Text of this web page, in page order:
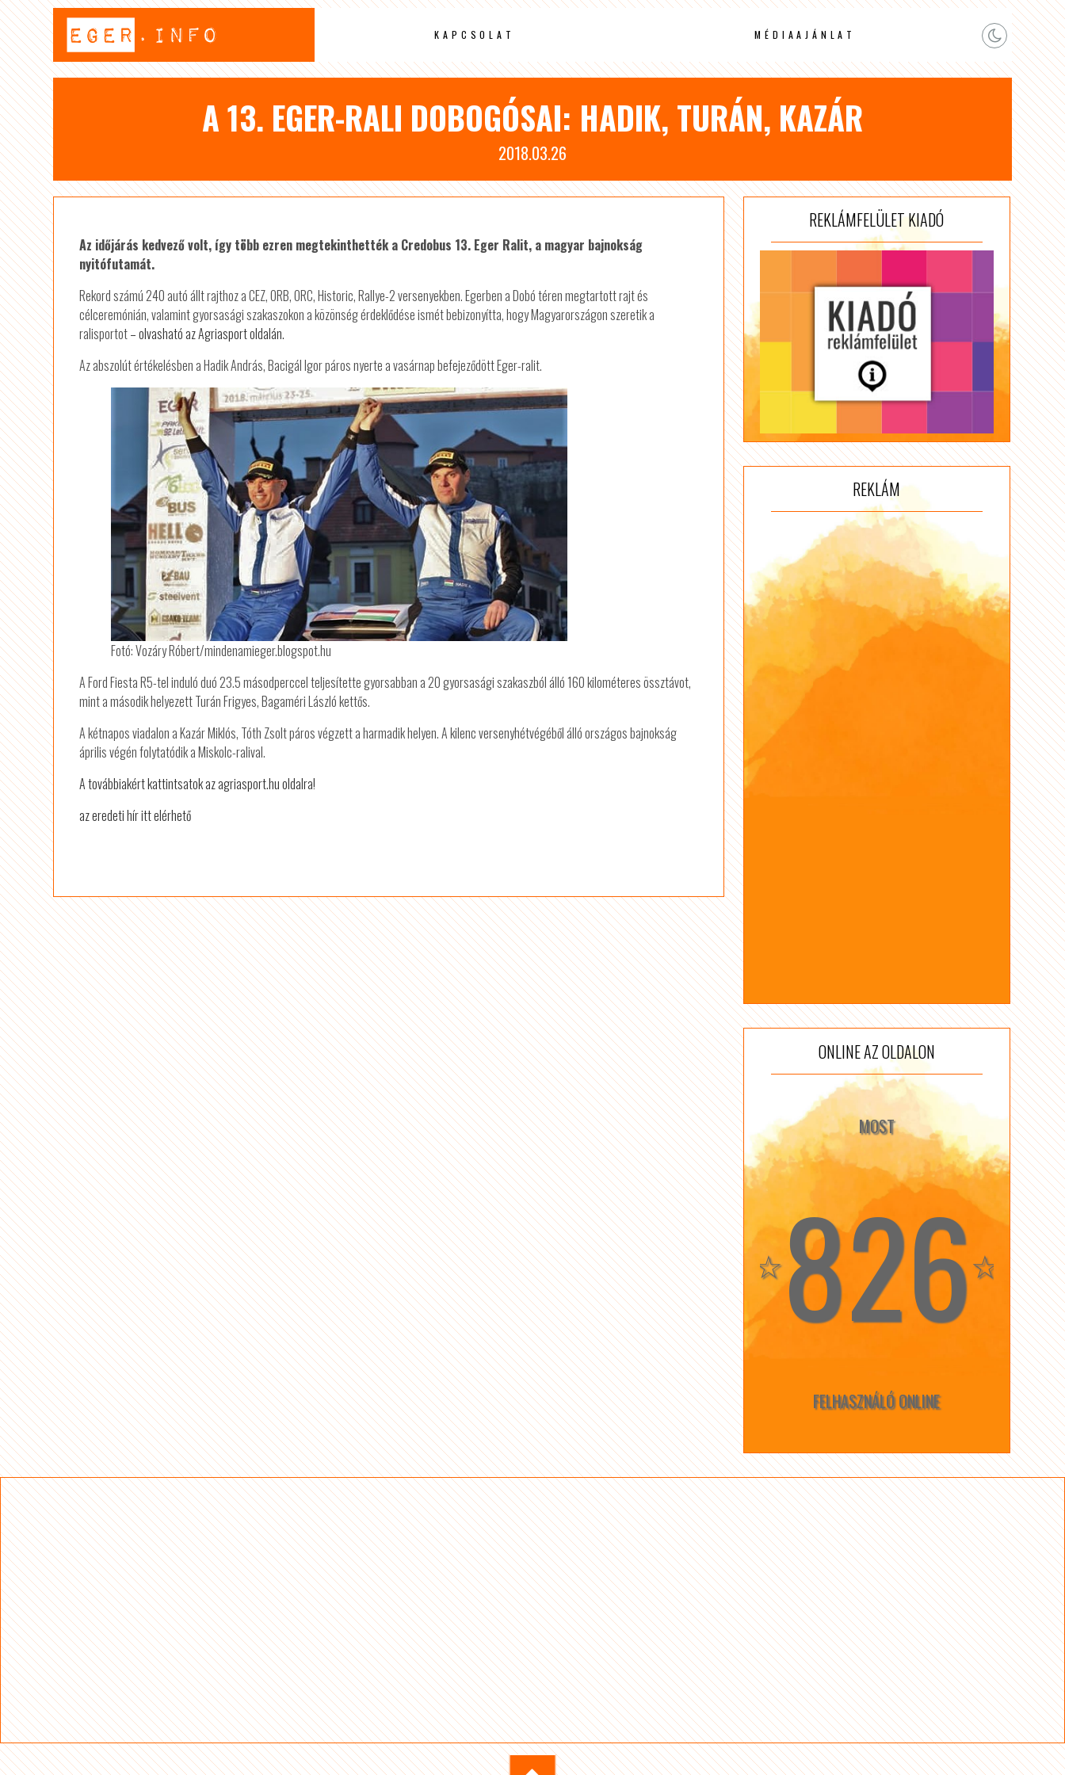
KAPCSOLAT MÉDIAAJÁNLAT
A 13. EGER-RALI DOBOGÓSAI: HADIK, TURÁN, KAZÁR
2018.03.26
Az időjárás kedvező volt, így több ezren megtekinthették a Credobus 13. Eger Ralit, a magyar bajnokság
nyitófutamát.
Rekord számú 240 autó állt rajthoz a CEZ, ORB, ORC, Historic, Rallye-2 versenyekben. Egerben a Dobó téren megtartott rajt és
célceremónián, valamint gyorsasági szakaszokon a közönség érdeklődése ismét bebizonyítta, hogy Magyarországon szeretik a
ralisportot– olvasható az Agriasport oldalán.
Az abszolút értékelésben a Hadik András, Bacigál Igor páros nyerte a vasárnap befejeződött Eger-ralit.
Fotó: Vozáry Róbert/mindenamieger.blogspot.hu
A Ford Fiesta R5-tel induló duó 23.5 másodperccel teljesítette gyorsabban a 20 gyorsasági szakaszból álló 160 kilométeres össztávot,
mint a második helyezett Turán Frigyes, Bagaméri László kettős.
A kétnapos viadalon a Kazár Miklós, Tóth Zsolt páros végzett a harmadik helyen. A kilenc versenyhétvégéből álló országos bajnokság
április végén folytatódik a Miskolc-ralival.
A továbbiakért kattintsatok az agriasport.hu oldalra!
az eredeti hír itt elérhető
REKLÁMFELÜLET KIADÓ
REKLÁM
ONLINE AZ OLDALON
MOST
☆826☆
FELHASZNÁLÓ ONLINE